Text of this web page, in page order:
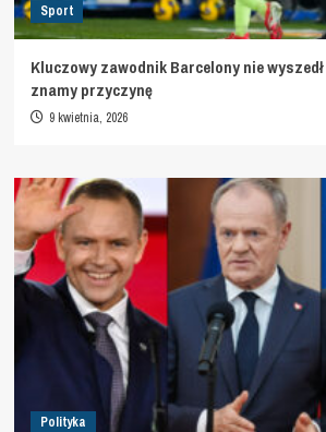
Sport
Kluczowy zawodnik Barcelony nie wyszedł
znamy przyczynę
9 kwietnia, 2026
Polityka